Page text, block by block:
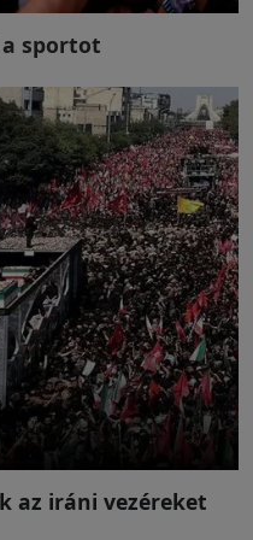
sportot
az iráni vezéreket